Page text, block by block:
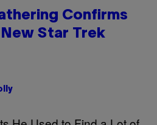
Confirms
Star Trek